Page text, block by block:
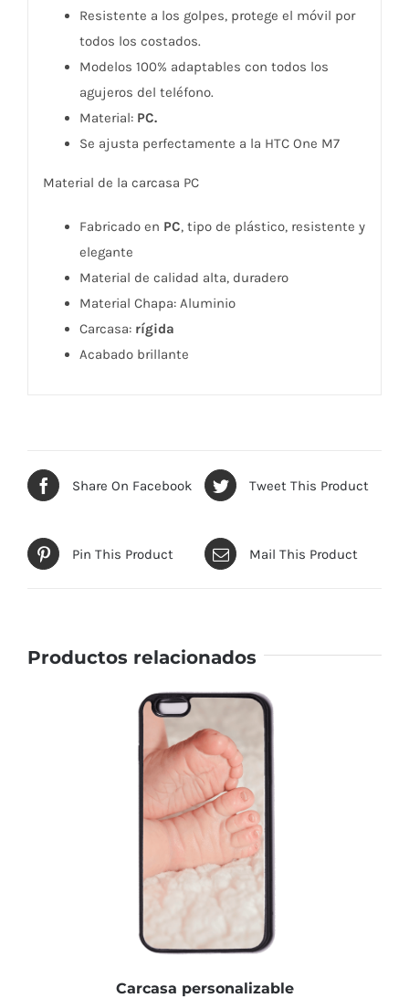
Resistente a los golpes, protege el móvil por
todos los costados.
Modelos 100% adaptables con todos los
agujeros del teléfono.
Material: PC.
Se ajusta perfectamente a la HTC One M7
Material de la carcasa PC
Fabricado en PC, tipo de plástico, resistente y
elegante
Material de calidad alta, duradero
Material Chapa: Aluminio
Carcasa:rígida
Acabado brillante
Share On Facebook Tweet This Product
Pin This Product Mail This Product
Productos relacionados
Carcasa personalizable